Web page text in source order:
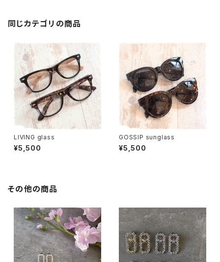
同じカテゴリの商品
LIVING glass
¥5,500
GOSSIP sunglass
¥5,500
その他の商品